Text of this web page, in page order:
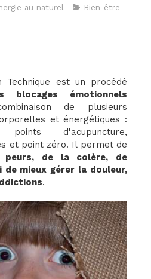
au naturel
Bien-être
Technique est un procédé
blocages émotionnels
de plusieurs
et énergétiques :
d'acupuncture,
et point zéro. Il permet de
peurs, de la colère, de
de mieux gérer la douleur,
.